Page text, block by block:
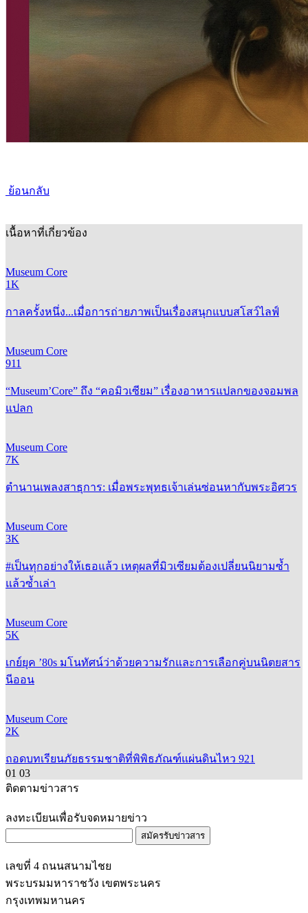
ย้อนกลับ
เนื้อหาที่เกี่ยวข้อง
Museum Core
1K
กาลครั้งหนึ่ง...เมื่อการถ่ายภาพเป็นเรื่องสนุกแบบสโสว์ไลฟ์
Museum Core
911
“Museum’Core” ถึง “คอมิวเซียม” เรื่องอาหารแปลกของจอมพล
แปลก
Museum Core
7K
ตำนานเพลงสาธุการ: เมื่อพระพุทธเจ้าเล่นซ่อนหากับพระอิศวร
Museum Core
3K
#เป็นทุกอย่างให้เธอแล้ว เหตุผลที่มิวเซียมต้องเปลี่ยนนิยามซ้ำ
แล้วซ้ำเล่า
Museum Core
5K
เกย์ยุค ’80s มโนทัศน์ว่าด้วยความรักและการเลือกคู่บนนิตยสาร
นีออน
Museum Core
2K
ถอดบทเรียนภัยธรรมชาติที่พิพิธภัณฑ์แผ่นดินไหว 921
01 03
ติดตามข่าวสาร
ลงทะเบียนเพื่อรับจดหมายข่าว
สมัครรับข่าวสาร
เลขที่ 4 ถนนสนามไชย
พระบรมมหาราชวัง เขตพระนคร
กรุงเทพมหานคร